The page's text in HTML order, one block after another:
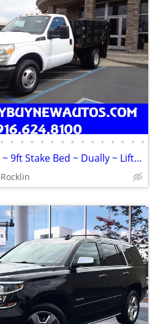
• • • • • • • • • • • • • • •
2015 Ford F350 ~ 9ft Stake Bed ~ Dually ~ Liftgate ~ Only 48K Miles!
Rocklin